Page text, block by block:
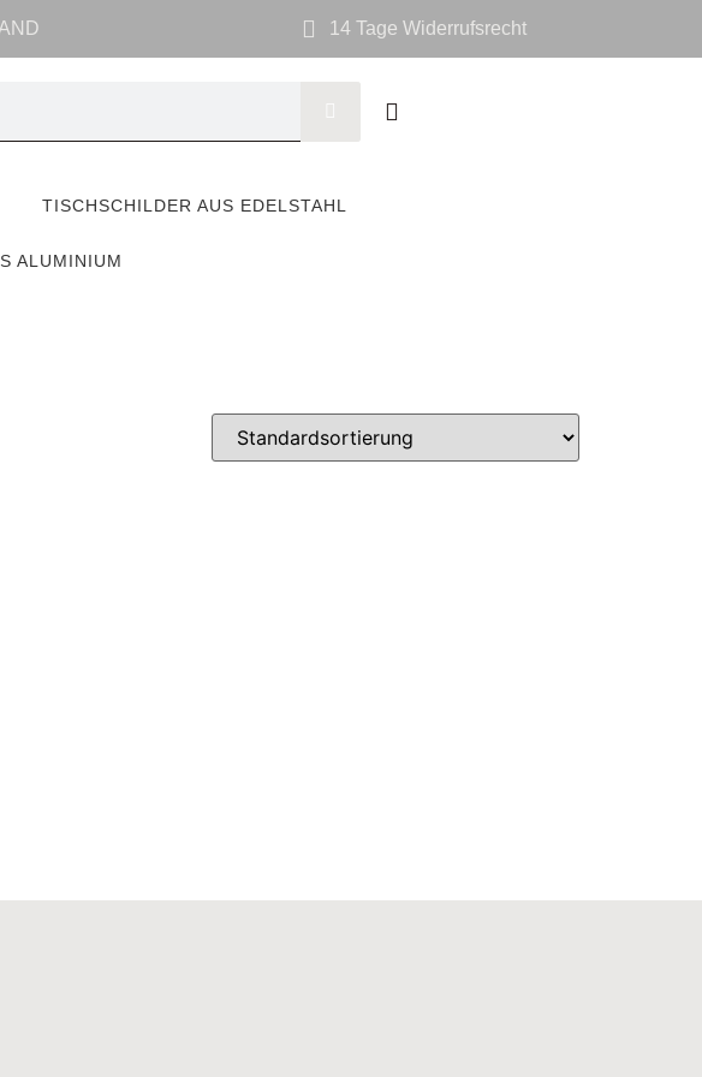
14 Tage Widerrufsrecht
TISCHSCHILDER AUS EDELSTAHL
ALUMINIUM